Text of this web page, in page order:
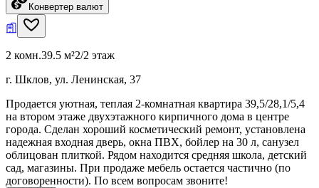
Конвертер валют
2 комн.39.5 м²2/2 этаж
г. Шклов, ул. Ленинская, 37
Продается уютная, теплая 2-комнатная квартира 39,5/28,1/5,4
на втором этаже двухэтажного кирпичного дома в центре
города. Сделан хороший косметический ремонт, установлена
надежная входная дверь, окна ПВХ, бойлер на 30 л, санузел
облицован плиткой. Рядом находится средняя школа, детский
сад, магазины. При продаже мебель остается частично (по
договоренности). По всем вопросам звоните!